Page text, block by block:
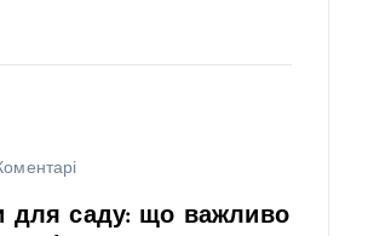
для саду: що важливо